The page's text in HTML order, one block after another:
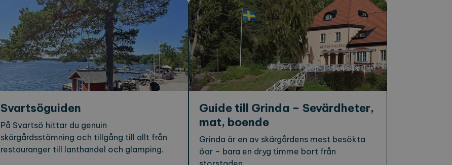
Svartsöguiden
På Svartsö hittar du genuin
skärgårdsstämning och tillgång till allt från
restauranger till lanthandel och glamping.
Guide till Grinda – Sevärdheter,
mat, boende
Grinda är en av skärgårdens mest besökta
öar – bara en dryg timme bort från